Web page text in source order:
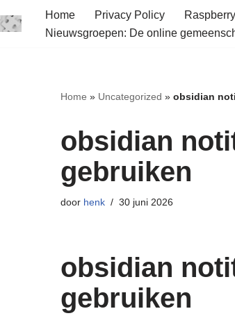
Home Privacy Policy
Nieuwsgroepen: De online
Home » Uncategorized » obsidian
obsidian
gebruiken
door henk 30 juni 2026
obsidian
gebruiken